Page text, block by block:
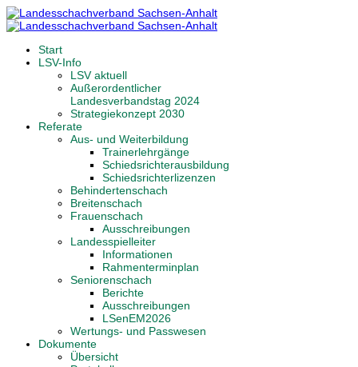
Start
LSV-Info
LSV aktuell
Außerordentlicher
Landesverbandstag 2024
Strategiekonzept 2030
Referate
Aus- und Weiterbildung
Trainerlehrgänge
Schiedsrichterausbildung
Schiedsrichterlizenzen
Behindertenschach
Breitenschach
Frauenschach
Ausschreibungen
Landesspielleiter
Informationen
Rahmenterminplan
Seniorenschach
Berichte
Ausschreibungen
LSenEM2026
Wertungs- und Passwesen
Dokumente
Übersicht